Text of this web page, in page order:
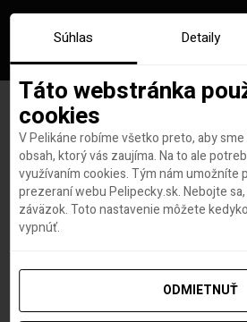
Extrémne lacné
Japonska:
Roland Regely 5.
Súhlas Detaily
Táto webstránka
cookies
V Pelikáne robíme všetko preto, aby
obsah, ktorý vás zaujíma. Na to ale
využívaním cookies. Tým nám umožníte
prezeraní webu Pelipecky.sk. Nebojte
záväzok. Toto nastavenie môžete
vypnúť.
ODMIETNUŤ